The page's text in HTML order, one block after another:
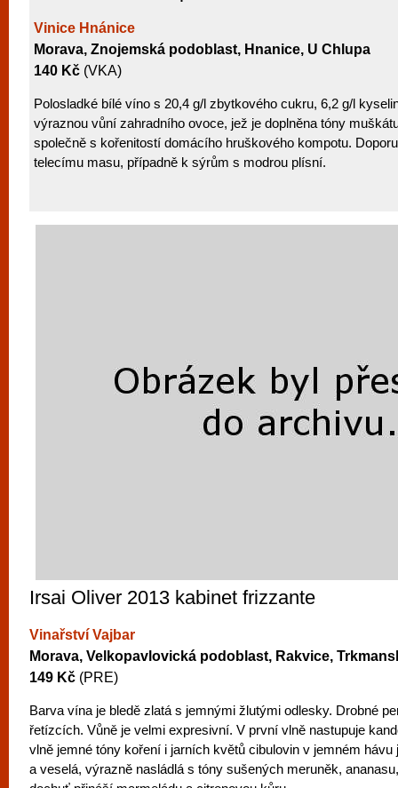
Vinice Hnánice
Morava, Znojemská podoblast, Hnanice, U Chlupa
140 Kč (VKA)
Polosladké bílé víno s 20,4 g/l zbytkového cukru, 6,2 g/l
výraznou vůní zahradního ovoce, jež je doplněna tóny
společně s kořenitostí domácího hruškového kompotu.
telecímu masu, případně k sýrům s modrou plísní.
Irsai Oliver 2013 kabinet frizzante
Vinařství Vajbar
Morava, Velkopavlovická podoblast, Rakvice,
149 Kč (PRE)
Barva vína je bledě zlatá s jemnými žlutými odlesky. Drobné
řetízcích. Vůně je velmi expresivní. V první vlně nastupuje
vlně jemné tóny koření i jarních květů cibulovin v jemném
a veselá, výrazně nasládlá s tóny sušených meruněk,